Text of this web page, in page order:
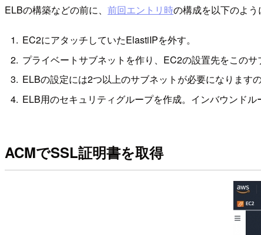
ELBの構築などの前に、 前回エントリ時の構成を以下のよう
EC2にアタッチしていたElastiIPを外す。
プライベートサブネットを作り、EC2の設置先をこのサ
ELBの設定には2つ以上のサブネットが必要になります
ELB用のセキュリティグループを作成。インバウンド
ACMでSSL証明書を取得